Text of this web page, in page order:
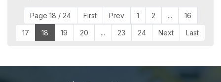
Page 18 / 24 First Prev 1 2 ... 16
17 18 19 20 ... 23 24 Next Last